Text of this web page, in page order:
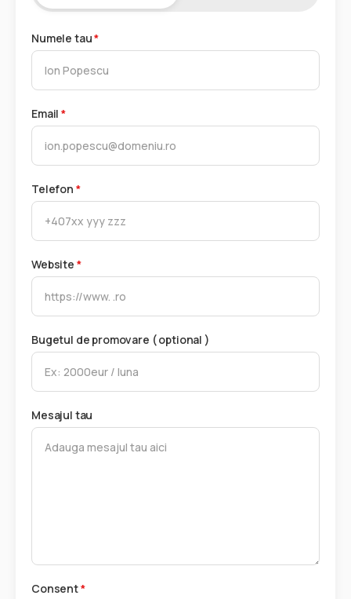
Numele tau*
Email*
Telefon *
Website *
Bugetul de promovare ( optional )
Mesajul tau
Consent*